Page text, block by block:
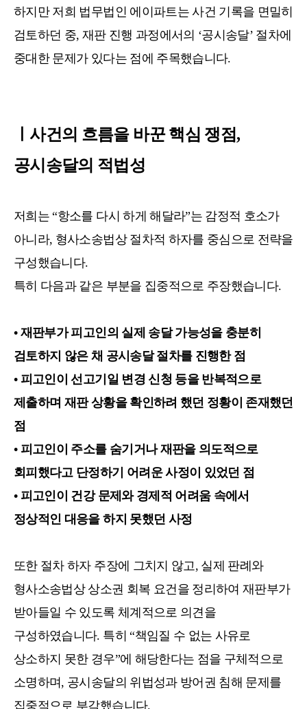
하지만 저희 법무법인 에이파트는 사건 기록을 면밀히
검토하던 중, 재판 진행 과정에서의 ‘공시송달’ 절차에
중대한 문제가 있다는 점에 주목했습니다.
ㅣ사건의 흐름을 바꾼 핵심 쟁점,
공시송달의 적법성
저희는 “항소를 다시 하게 해달라”는 감정적 호소가
아니라, 형사소송법상 절차적 하자를 중심으로 전략을
구성했습니다.
특히 다음과 같은 부분을 집중적으로 주장했습니다.
• 재판부가 피고인의 실제 송달 가능성을 충분히
검토하지 않은 채 공시송달 절차를 진행한 점
• 피고인이 선고기일 변경 신청 등을 반복적으로
제출하며 재판 상황을 확인하려 했던 정황이 존재했던
점
• 피고인이 주소를 숨기거나 재판을 의도적으로
회피했다고 단정하기 어려운 사정이 있었던 점
• 피고인이 건강 문제와 경제적 어려움 속에서
정상적인 대응을 하지 못했던 사정
또한 절차 하자 주장에 그치지 않고, 실제 판례와
형사소송법상 상소권 회복 요건을 정리하여 재판부가
받아들일 수 있도록 체계적으로 의견을
구성하였습니다. 특히 “책임질 수 없는 사유로
상소하지 못한 경우”에 해당한다는 점을 구체적으로
소명하며, 공시송달의 위법성과 방어권 침해 문제를
집중적으로 부각했습니다.